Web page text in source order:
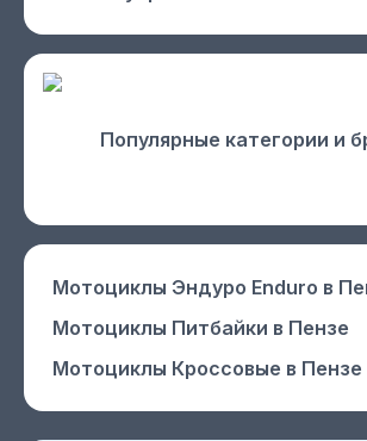
Популярные категории и
Мотоциклы Эндуро Enduro в
Мотоциклы Питбайки в Пензе
Мотоциклы Кроссовые в Пензе